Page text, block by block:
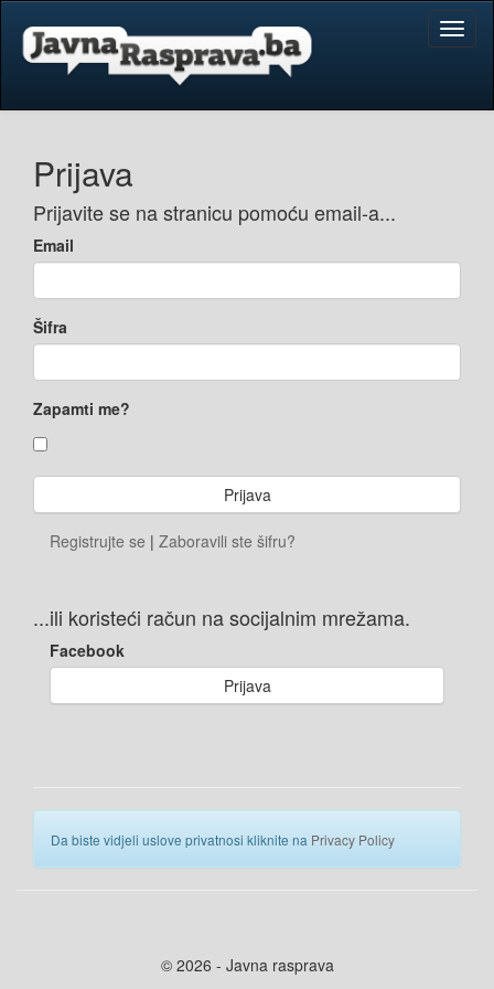
Prijava
Prijavite se na stranicu pomoću email-a...
Email
Šifra
Zapamti me?
Registrujte se | Zaboravili ste šifru?
...ili koristeći račun na socijalnim mrežama.
Facebook
Prijava
Da biste vidjeli uslove privatnosi kliknite na Privacy Policy
© 2026 - Javna rasprava